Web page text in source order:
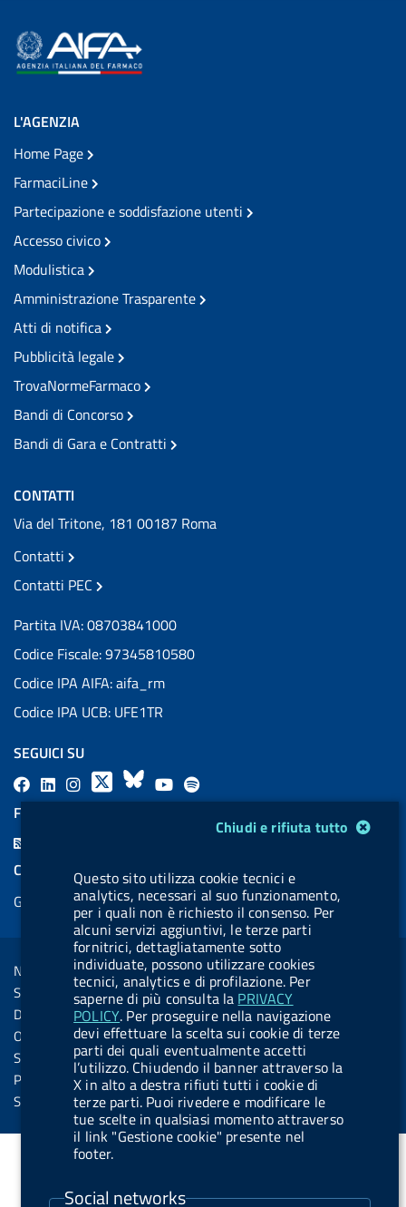
Chiudi e rifiuta tutto
Questo sito utilizza cookie tecnici e
analytics, necessari al suo funzionamento,
per i quali non è richiesto il consenso. Per
alcuni servizi aggiuntivi, le terze parti
fornitrici, dettagliatamente sotto
individuate, possono utilizzare cookies
tecnici, analytics e di profilazione. Per
saperne di più consulta la PRIVACY
POLICY. Per proseguire nella navigazione
devi effettuare la scelta sui cookie di terze
parti dei quali eventualmente accetti
l’utilizzo. Chiudendo il banner attraverso la
X in alto a destra rifiuti tutti i cookie di
terze parti. Puoi rivedere e modificare le
tue scelte in qualsiasi momento attraverso
il link "Gestione cookie" presente nel
footer.
Social networks
L'AGENZIA
Home Page
FarmaciLine
Partecipazione e soddisfazione utenti
Accesso civico
Modulistica
Amministrazione Trasparente
Atti di notifica
Pubblicità legale
TrovaNormeFarmaco
Bandi di Concorso
Bandi di Gara e Contratti
CONTATTI
Via del Tritone, 181 00187 Roma
Contatti
Contatti PEC
Partita IVA: 08703841000
Codice Fiscale: 97345810580
Codice IPA AIFA: aifa_rm
Codice IPA UCB: UFE1TR
SEGUICI SU
F
a
L
i
a
l
.
b
u
t
t
o
n
.
i
n
s
a
X
B
l
s
k
y
Y
o
u
b
e
l
a
l
.
b
u
t
t
o
n
.
s
p
o
i
FEED RSS
COOKIES
Gestione cookie
Sezione Link Utili
Note legali
Social Media Policy
Dichiarazione di accessibilità
Obiettivi di accessibilità
Statistiche sito
Privacy
Servizi Online